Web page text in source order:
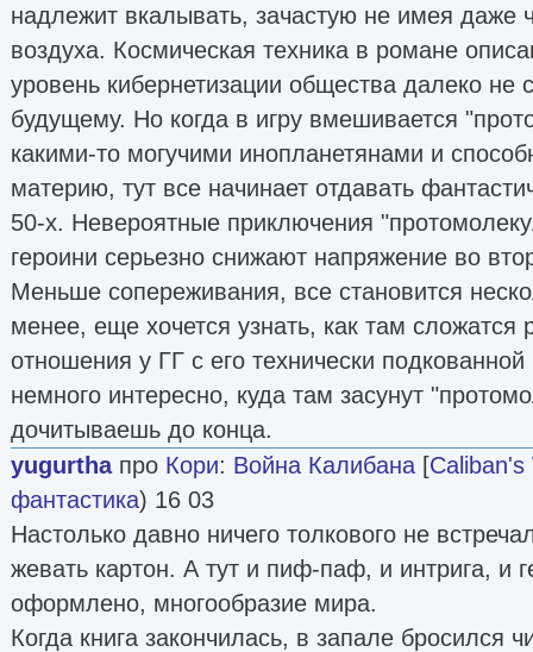
надлежит вкалывать, зачастую не имея даже
воздуха. Космическая техника в романе
уровень кибернетизации общества далеко не
будущему. Но когда в игру вмешивается
какими-то могучими инопланетянами и
материю, тут все начинает отдавать
50-х. Невероятные приключения
героини серьезно снижают напряжение во
Меньше сопереживания, все становится
менее, еще хочется узнать, как там сложатся
отношения у ГГ с его технически
немного интересно, куда там засунут
дочитываешь до конца.
yugurthaпро Кори: Война Калибана [Caliban's
фантастика) 16 03
Настолько давно ничего толкового не
жевать картон. А тут и пиф-паф, и интрига, и
оформлено, многообразие мира.
Когда книга закончилась, в запале бросился